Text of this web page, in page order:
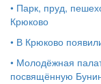
• Парк, пруд,
Крюково
• В Крюково
• Молодёжная
посвящённую